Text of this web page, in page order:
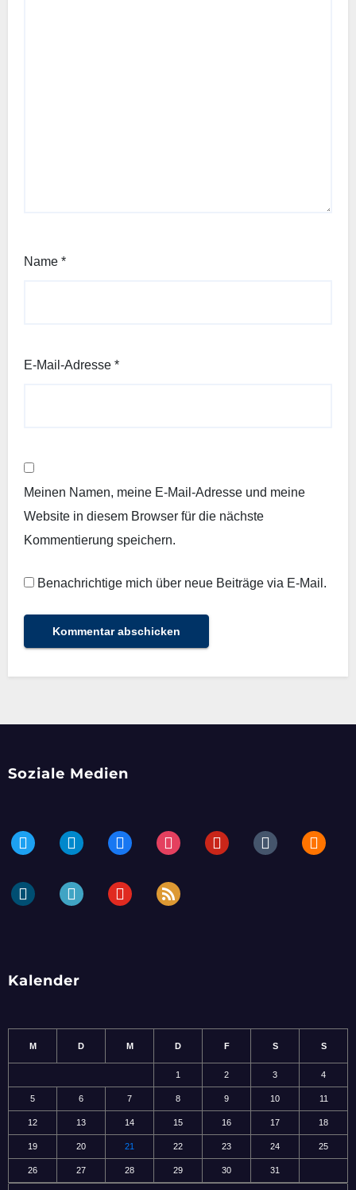
Name *
E-Mail-Adresse *
Meinen Namen, meine E-Mail-Adresse und meine
Website in diesem Browser für die nächste
Kommentierung speichern.
Benachrichtige mich über neue Beiträge via E-Mail.
Soziale Medien
twitter telegramfacebookinstagrampinteresttumblr blogger
dailymotionperiscopeyoutube rss
Kalender
M D M D F S S
1 2 3 4
5 6 7 8 9 10 11
12 13 14 15 16 17 18
19 20 21 22 23 24 25
26 27 28 29 30 31